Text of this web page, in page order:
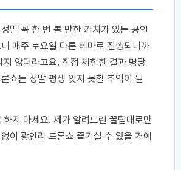
말 꼭 한 번 볼 만한 가치가 있는 공연
매주 토요일 다른 테마로 진행되니까
지 않더라고요. 직접 체험한 결과 명당
쇼는 정말 평생 잊지 못할 추억이 될
하지 마세요. 제가 알려드린 꿀팁대로만
이 광안리 드론쇼 즐기실 수 있을 거예